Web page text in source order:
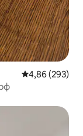
Просечна
4,86 (293)